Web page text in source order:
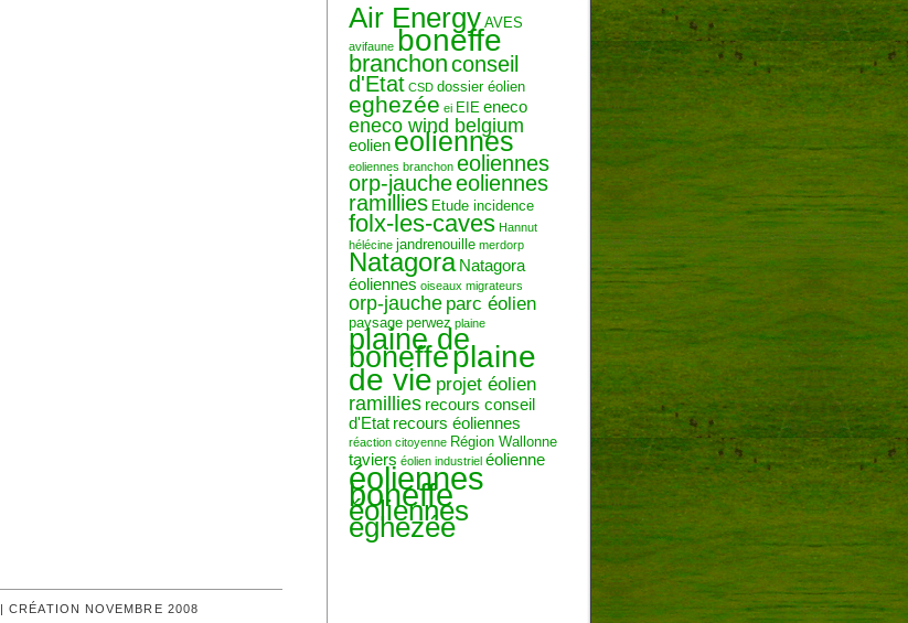
Air Energy AVES
avifaune boneffe
branchonconseil
d'Etat CSD dossier éolien
eghezée ei EIE eneco
eneco wind belgium
eolieneoliennes
eoliennes branchon eoliennes
orp-jaucheeoliennes
ramillies Etude incidence
folx-les-caves Hannut
hélécine jandrenouille merdorp
Natagora Natagora
éoliennes oiseaux migrateurs
orp-jauche parc éolien
paysage perwez plaine
plaine de
boneffeplaine
de vie projet éolien
ramillies recours conseil
d'Etat recours éoliennes
réaction citoyenne Région Wallonne
taviers éolien industriel éolienne
éoliennes
boneffe
éoliennes
eghezée
| CRÉATION NOVEMBRE 2008